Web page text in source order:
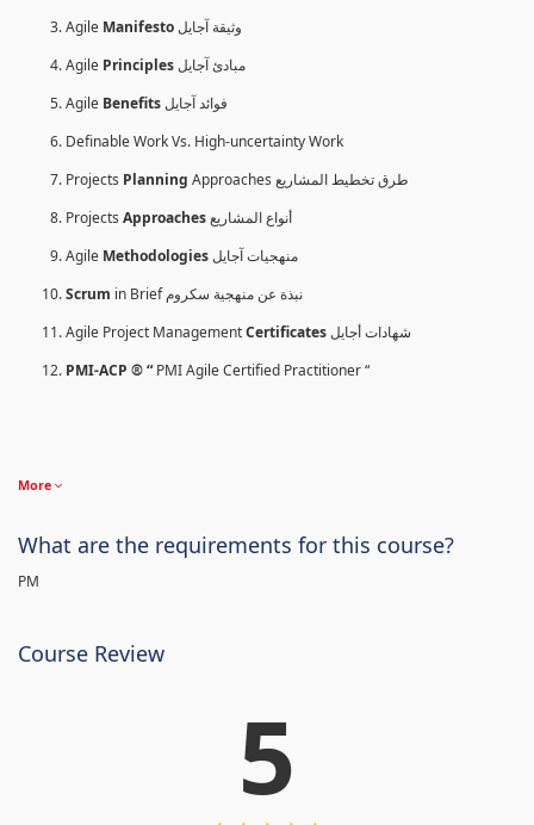
Agile Manifestoوثيقة آجايل
Agile Principlesمبادئ آجايل
Agile Benefitsفوائد آجايل
Definable Work Vs. High-uncertainty Work
Projects Planning
Approaches طرق تخطيط المشاريع
Projects Approachesأنواع المشاريع
Agile Methodologiesمنهجيات آجايل
Scrum
in Brief نبذة عن منهجية سكروم
Agile Project ManagementCertificatesشهادات أجايل
PMI-ACP ® “ PMI Agile Certified Practitioner “
More
What are the requirements for this course?
PM
Course Review
5